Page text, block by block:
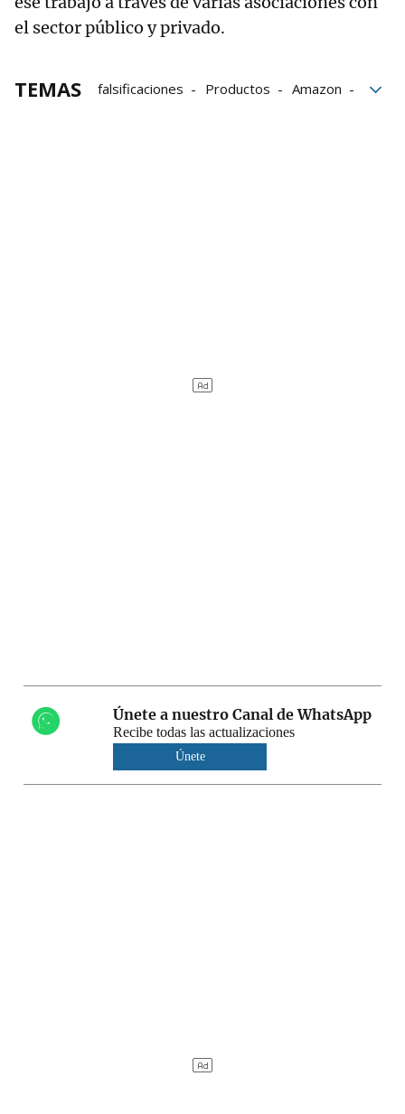
el sector público y privado.
TEMAS falsificaciones Productos
Amazon
Únete a nuestro Canal de WhatsApp
Recibe todas las actualizaciones
Únete